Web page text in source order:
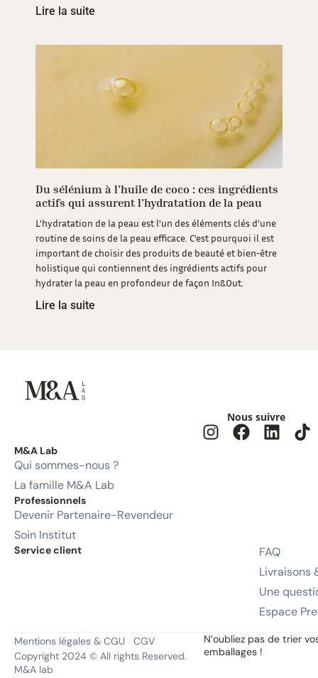
Lire la suite
Du sélénium à l’huile de coco : ces ingrédients
actifs qui assurent l’hydratation de la peau
L’hydratation de la peau est l’un des éléments clés d’une
routine de soins de la peau efficace. C’est pourquoi il est
important de choisir des produits de beauté et bien-être
holistique qui contiennent des ingrédients actifs pour
hydrater la peau en profondeur de façon In&Out.
Lire la suite
Nous suivre
M&A Lab
Qui sommes-nous ?
La famille M&A Lab
Professionnels
Devenir Partenaire-Revendeur
Soin Institut
Service client
FAQ
Livraisons
Une
Espace
Mentions légales & CGU
CGV
Copyright 2024 © All rights Reserved.
M&A lab
N’oubliez pas de trier
emballages !